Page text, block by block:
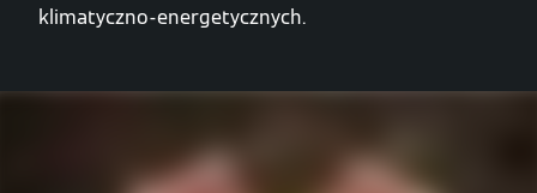
klimatyczno-energetycznych.